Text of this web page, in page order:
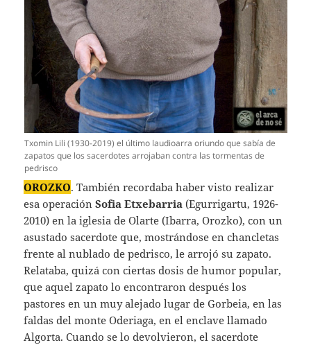
Txomin Lili (1930-2019) el último laudioarra oriundo que sabía de
zapatos que los sacerdotes arrojaban contra las tormentas de
pedrisco
OROZKO. También recordaba haber visto realizar
esa operaciónSofia Etxebarria (Egurrigartu, 1926-
2010) en la iglesia de Olarte (Ibarra, Orozko), con un
asustado sacerdote que, mostrándose en chancletas
frente al nublado de pedrisco, le arrojó su zapato.
Relataba, quizá con ciertas dosis de humor popular,
que aquel zapato lo encontraron después los
pastores en un muy alejado lugar de Gorbeia, en las
faldas del monte Oderiaga, en el enclave llamado
Algorta. Cuando se lo devolvieron, el sacerdote